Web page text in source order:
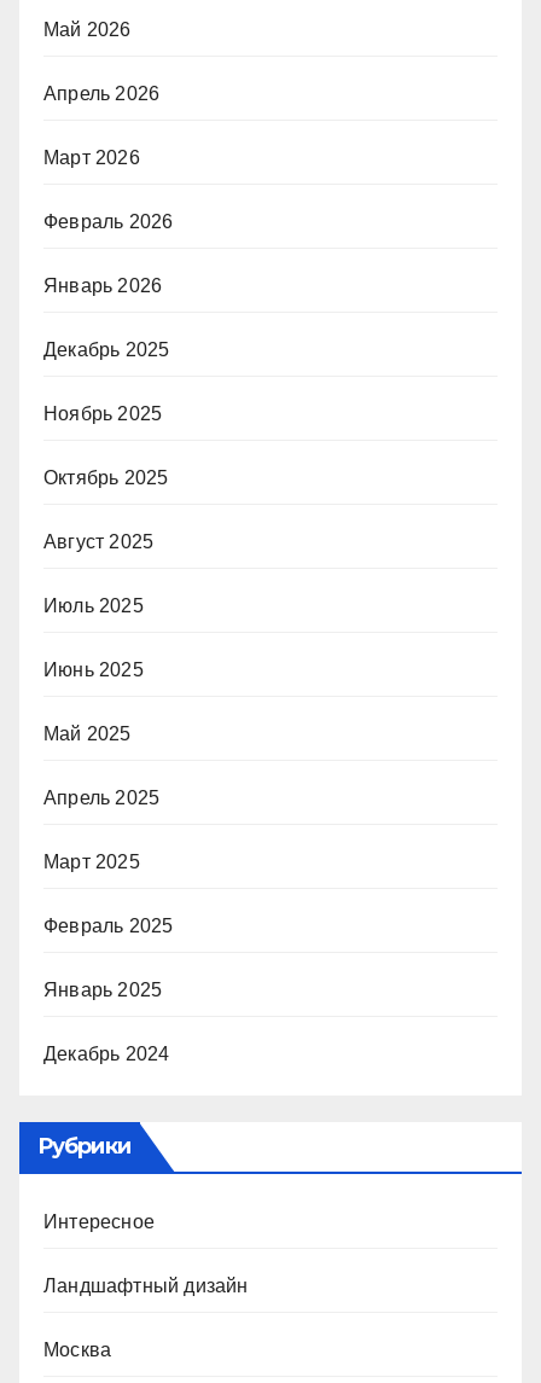
Май 2026
Апрель 2026
Март 2026
Февраль 2026
Январь 2026
Декабрь 2025
Ноябрь 2025
Октябрь 2025
Август 2025
Июль 2025
Июнь 2025
Май 2025
Апрель 2025
Март 2025
Февраль 2025
Январь 2025
Декабрь 2024
Рубрики
Интересное
Ландшафтный дизайн
Москва